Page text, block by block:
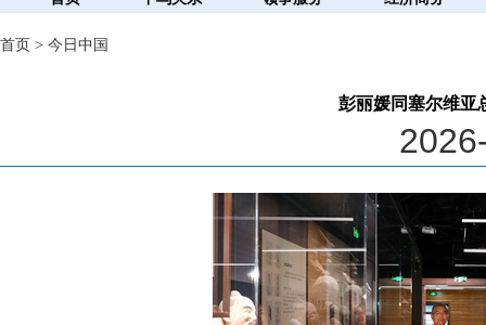
首页 > 今日中国
彭丽媛同塞尔维亚